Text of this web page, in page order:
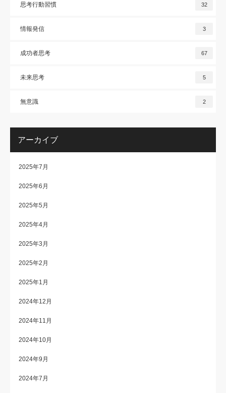
思考行動習慣 32
情報発信 3
成功者思考 67
未来思考 5
無意識 2
アーカイブ
2025年7月
2025年6月
2025年5月
2025年4月
2025年3月
2025年2月
2025年1月
2024年12月
2024年11月
2024年10月
2024年9月
2024年7月